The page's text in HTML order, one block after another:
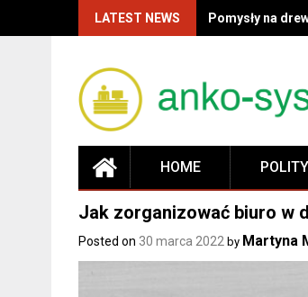
LATEST NEWS Pomysły na
HOME
Jak zorganizować biuro w
Posted on 30 marca 2022 by Martyna